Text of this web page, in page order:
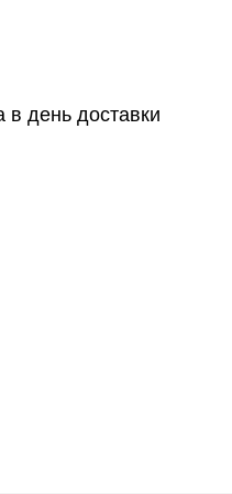
в день доставки